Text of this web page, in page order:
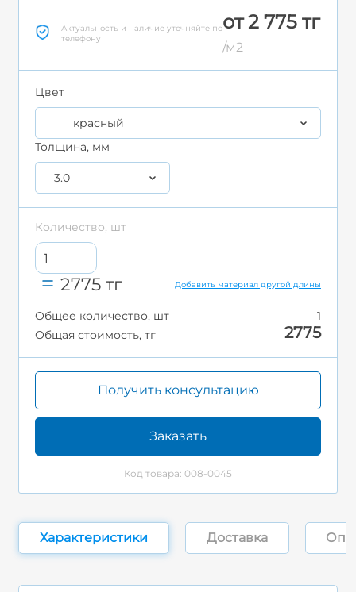
Актуальность и наличие уточняйте по
телефону
от 2 775 тг
/м2
Цвет
красный
Толщина, мм
3.0
Количество, шт
2775 тг Добавить материал другой длины
Общее количество, шт
1
Общая стоимость, тг
2775
Получить консультацию
Заказать
Код товара: 008-0045
Характеристики Доставка